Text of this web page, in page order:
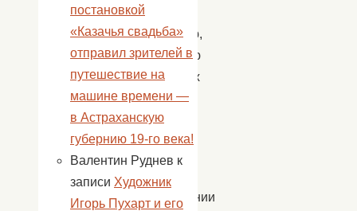
к
алкоголю,
распитию
спиртных
напитков
в
целом.
протяжении
постановкой
«Казачья свадьба»
отправил зрителей в
путешествие на
машине времени —
в Астраханскую
губернию 19-го века!
Валентин Руднев к
записи Художник
Игорь Пухарт и его